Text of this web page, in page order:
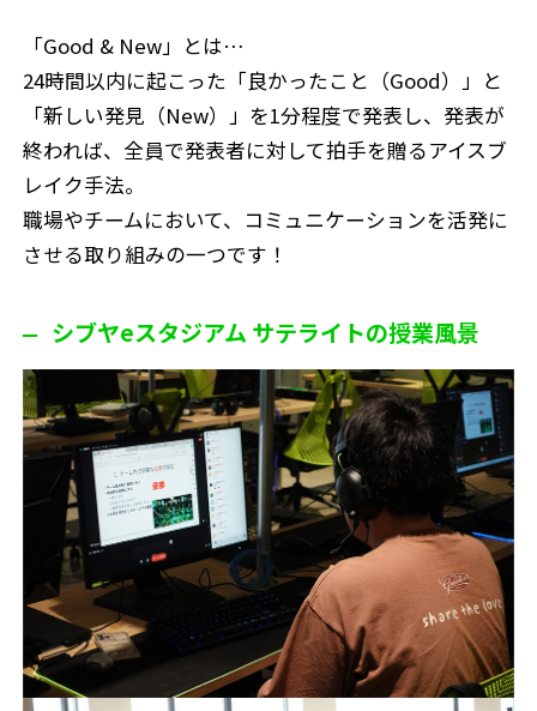
「Good & New」とは…
24時間以内に起こった「良かったこと（Good）」と
「新しい発見（New）」を1分程度で発表し、発表が
終われば、全員で発表者に対して拍手を贈るアイスブ
レイク手法。
職場やチームにおいて、コミュニケーションを活発に
させる取り組みの一つです！
シブヤeスタジアム サテライトの授業風景